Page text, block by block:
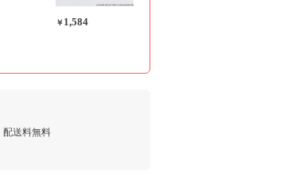
￥ 1,584
配送料無料